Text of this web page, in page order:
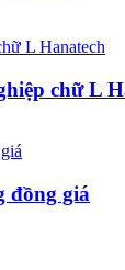
chữ L
đồng giá